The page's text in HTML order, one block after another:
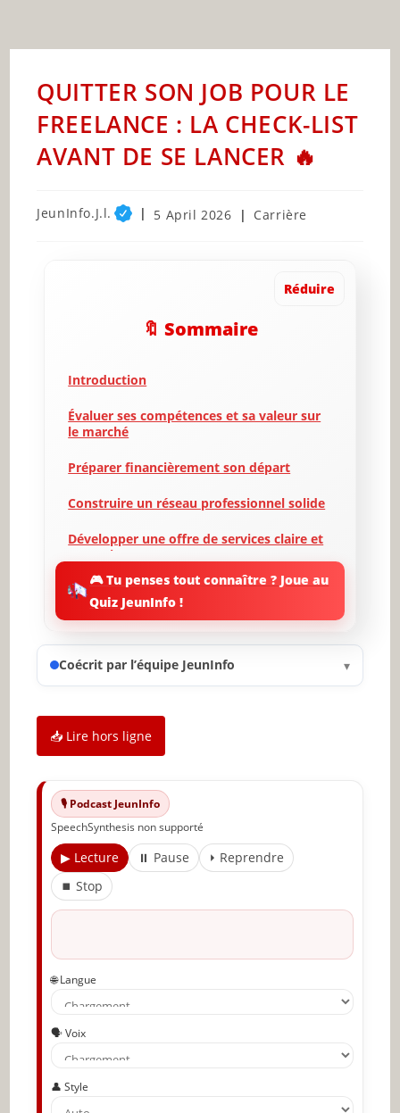
QUITTER SON JOB POUR LE
FREELANCE : LA CHECK-LIST
AVANT DE SE LANCER 🔥
Post
JeunInfo.J.l.
Post
5 April 2026
Post
Carrière
Réduire
🔖 Sommaire
Introduction
Évaluer ses compétences et sa valeur sur
le marché
Préparer financièrement son départ
Construire un réseau professionnel solide
Développer une offre de services claire et
attractive
Choisir un statut juridique approprié
Mettre en place une stratégie de
marketing personnel
Préparer sa transition psychologique
Conclusion et prochaines étapes
✨ Nouveau sur JeunInfo ?
Partager l'amour
🎮 Tu penses tout connaître ? Joue au
Quiz JeunInfo !
Coécrit par l’équipe JeunInfo ▾
📥 Lire hors ligne
🎙️ Podcast JeunInfo
SpeechSynthesis non supporté
▶ Lecture ⏸ Pause
⏵ Reprendre
⏹ Stop
🌐 Langue
🗣️ Voix
👤 Style